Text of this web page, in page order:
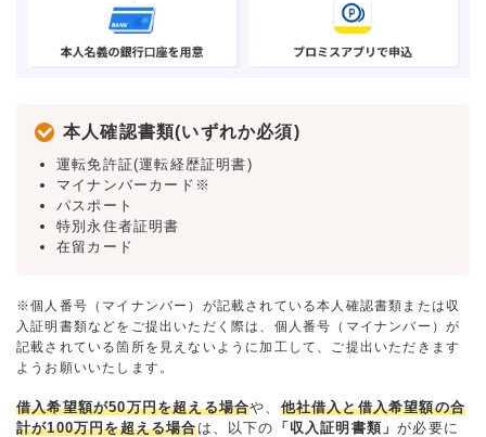
本人確認書類(いずれか必須)
運転免許証(運転経歴証明書)
マイナンバーカード※
パスポート
特別永住者証明書
在留カード
※個人番号（マイナンバー）が記載されている本人確認書類または収
入証明書類などをご提出いただく際は、個人番号（マイナンバー）が
記載されている箇所を見えないように加工して、ご提出いただきます
ようお願いいたします。
借入希望額が50万円を超える場合や、 他社借入と借入希望額の合
計が100万円を超える場合は、以下の 「収入証明書類」が必要に